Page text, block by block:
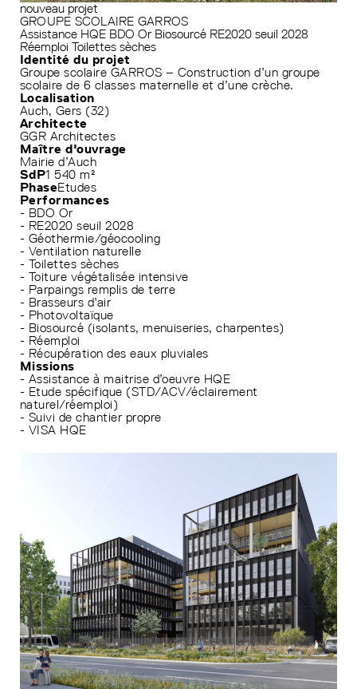
nouveau projet
GROUPE SCOLAIRE GARROS
Assistance HQE BDO Or Biosourcé RE2020 seuil 2028
Réemploi Toilettes sèches
Identité du projet
Groupe scolaire GARROS – Construction d’un groupe
scolaire de 6 classes maternelle et d’une crèche.
Localisation
Auch, Gers (32)
Architecte
GGR Architectes
Maître d'ouvrage
Mairie d’Auch
SdP1 540 m²
PhaseEtudes
Performances
- BDO Or
- RE2020 seuil 2028
- Géothermie/géocooling
- Ventilation naturelle
- Toilettes sèches
- Toiture végétalisée intensive
- Parpaings remplis de terre
- Brasseurs d’air
- Photovoltaïque
- Biosourcé (isolants, menuiseries, charpentes)
- Réemploi
- Récupération des eaux pluviales
Missions
- Assistance à maitrise d’oeuvre HQE
- Etude spécifique (STD/ACV/éclairement
naturel/réemploi)
- Suivi de chantier propre
- VISA HQE